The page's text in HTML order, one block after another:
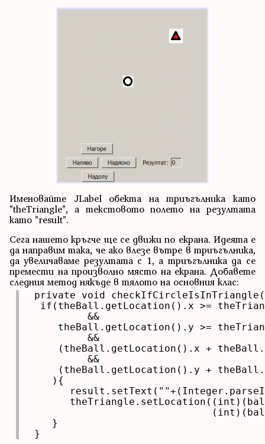
Именовайте JLabel обекта на триъгълника като
"theTriangle", а текстовото полето на резултата
като "result".
Сега нашето кръгче ще се движи по екрана. Идеята е
да направим така, че ако влезе вътре в триъгълника,
да увеличаваме резултата с 1, а триъгълника да се
премести на произволно място на екрана. Добавете
следния метод някъде в тялото на основния клас:
private void
if(theBall.getLocation().x >=
          &&
theBall.getLocation().y >=
          &&
(theBall.getLocation().x +
          &&
(theBall.getLocation().y +
    ){
    }
}